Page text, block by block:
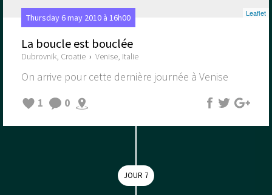
Leaflet
Thursday 6 may 2010 à 16h00
La boucle est bouclée
Dubrovnik, Croatie › Venise, Italie
On arrive pour cette dernière journée à Venise
1
0
JOUR 7